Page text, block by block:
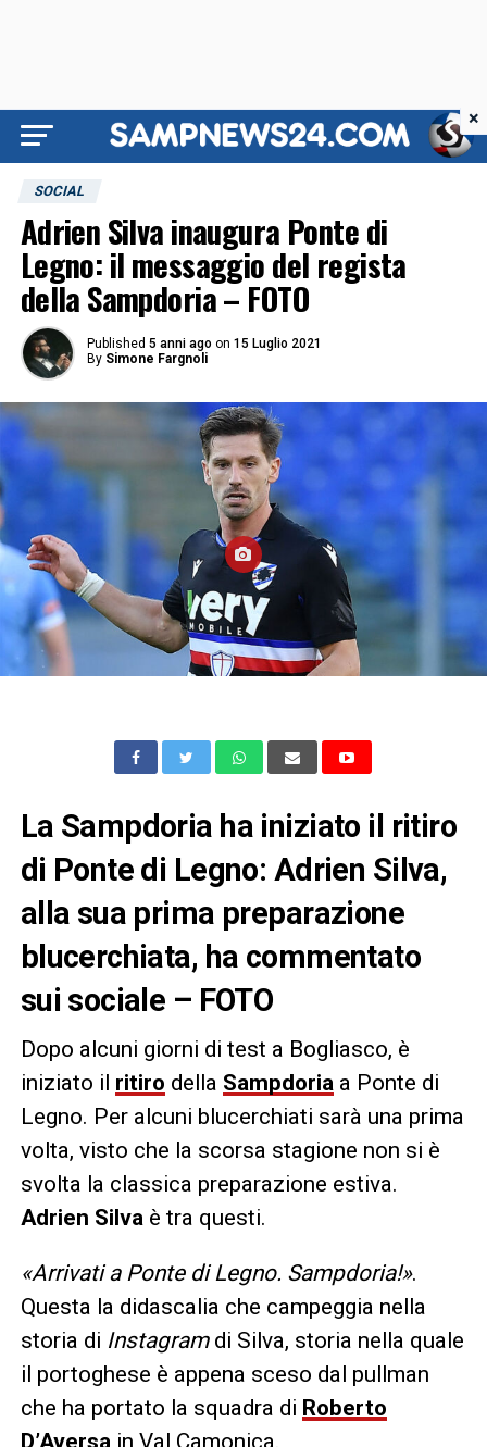
SOCIAL
Adrien Silva inaugura Ponte di
Legno: il messaggio del regista
della Sampdoria – FOTO
Published 5 anni ago on 15 Luglio 2021
By Simone Fargnoli
La Sampdoria ha iniziato il ritiro
di Ponte di Legno: Adrien Silva,
alla sua prima preparazione
blucerchiata, ha commentato
sui sociale – FOTO
Dopo alcuni giorni di test a Bogliasco, è
iniziato il ritiro della Sampdoriaa Ponte di
Legno. Per alcuni blucerchiati sarà una prima
volta, visto che la scorsa stagione non si è
svolta la classica preparazione estiva.
Adrien Silvaè tra questi.
«Arrivati a Ponte di Legno. Sampdoria!».
Questa la didascalia che campeggia nella
storia di Instagramdi Silva, storia nella quale
il portoghese è appena sceso dal pullman
che ha portato la squadra di Roberto
×